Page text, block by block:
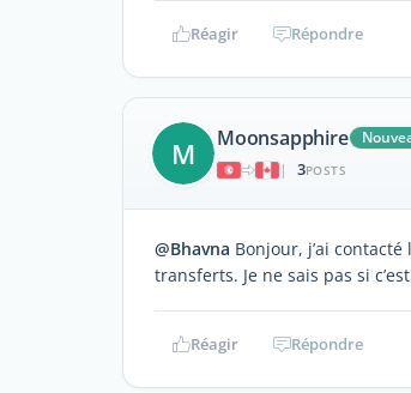
Réagir Répondre
M Moonsapphire
|
3POSTS
@Bhavna Bonjour, j’ai
transferts. Je ne sais pas si
Réagir Répondre